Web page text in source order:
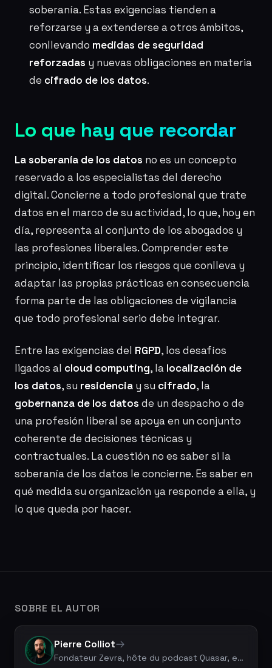
soberanía. Estas exigencias tienden a
reforzarse y a extenderse a otros ámbitos,
conllevando medidas de seguridad
reforzadas y nuevas obligaciones en materia
de cifrado de los datos.
Lo que hay que recordar
La soberanía de los datos no es un concepto
reservado a los especialistas del derecho
digital. Concierne a todo profesional que trate
datos en el marco de su actividad, lo que, hoy en
día, representa al conjunto de los abogados y
las profesiones liberales. Comprender este
principio, identificar los riesgos que conlleva y
adaptar las propias prácticas en consecuencia
forma parte de las obligaciones de vigilancia
que todo profesional serio debe integrar.
Entre las exigencias del RGPD, los desafíos
ligados al cloud computing, la localización de
los datos, su residencia y su cifrado, la
gobernanza de los datos de un despacho o de
una profesión liberal se apoya en un conjunto
coherente de decisiones técnicas y
contractuales. La cuestión no es saber si la
soberanía de los datos le concierne. Es saber en
qué medida su organización ya responde a ella, y
lo que queda por hacer.
SOBRE EL AUTOR
Pierre Colliot
Fondateur Zevra, hôte du podcast Quasar, expert Legal Tech & vibe coding. +50 projets livrés.